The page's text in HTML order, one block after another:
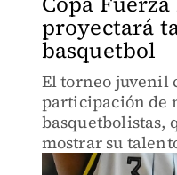
proyectará
basquetbol
El torneo juvenil
participación de
basquetbolistas,
mostrar su
les brinde